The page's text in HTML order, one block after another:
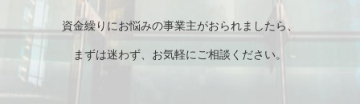
資金繰りにお悩みの事業主がおられましたら、
まずは迷わず、お気軽にご相談ください。